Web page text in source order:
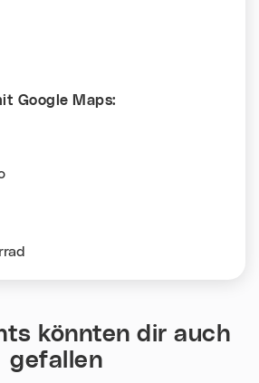
Google Maps:
könnten dir auch
gefallen